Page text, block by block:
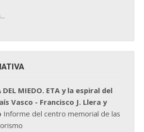
DEL MIEDO. ETA y la espiral del
Vasco - Francisco J. Llera y
Informe del centro memorial de las